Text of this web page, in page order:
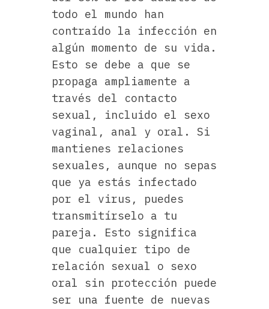
todo el mundo han
contraído la infección en
algún momento de su vida.
Esto se debe a que se
propaga ampliamente a
través del contacto
sexual, incluido el sexo
vaginal, anal y oral. Si
mantienes relaciones
sexuales, aunque no sepas
que ya estás infectado
por el virus, puedes
transmitírselo a tu
pareja. Esto significa
que cualquier tipo de
relación sexual o sexo
oral sin protección puede
ser una fuente de nuevas